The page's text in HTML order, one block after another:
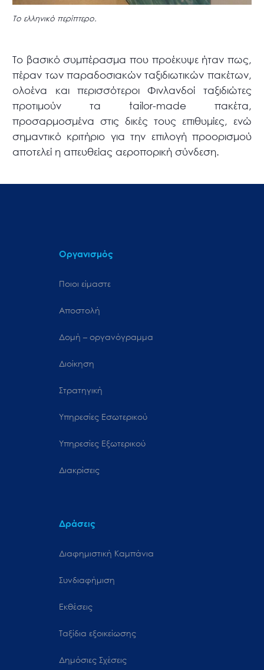
Το ελληνικό περίπτερο.
Το βασικό συμπέρασμα που προέκυψε ήταν πως,
πέραν των παραδοσιακών ταξιδιωτικών πακέτων,
ολοένα και περισσότεροι Φινλανδοί ταξιδιώτες
προτιμούν τα tailor-made πακέτα,
προσαρμοσμένα στις δικές τους επιθυμίες, ενώ
σημαντικό κριτήριο για την επιλογή προορισμού
αποτελεί η απευθείας αεροπορική σύνδεση.
Οργανισμός
Ποιοι είμαστε
Αποστολή
Δομή – οργανόγραμμα
Διοίκηση
Στρατηγική
Υπηρεσίες Εσωτερικού
Υπηρεσίες Εξωτερικού
Διακρίσεις
Δράσεις
Διαφημιστική Καμπάνια
Συνδιαφήμιση
Εκθέσεις
Ταξίδια εξοικείωσης
Δημόσιες Σχέσεις